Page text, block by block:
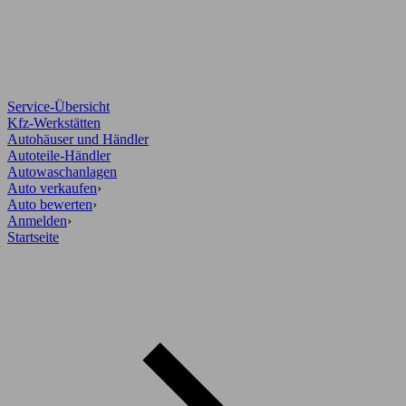
Service-Übersicht
Kfz-Werkstätten
Autohäuser und Händler
Autoteile-Händler
Autowaschanlagen
Auto verkaufen›
Auto bewerten›
Anmelden›
Startseite